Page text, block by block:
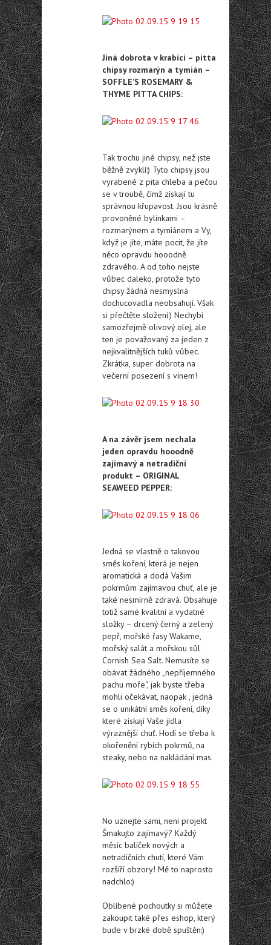
Jiná dobrota v krabici – pitta
chipsy rozmarýn a tymián –
SOFFLE’S ROSEMARY &
THYME PITTA CHIPS:
Tak trochu jiné chipsy, než jste
běžně zvyklí:) Tyto chipsy jsou
vyrabené z pita chleba a pečou
se v troubě, čímž získají tu
správnou křupavost. Jsou krásně
provoněné bylinkami –
rozmarýnem a tymiánem a Vy,
když je jíte, máte pocit, že jíte
něco opravdu hooodně
zdravého. A od toho nejste
vůbec daleko, protože tyto
chipsy žádná nesmyslná
dochucovadla neobsahují. Však
si přečtěte složení:) Nechybí
samozřejmě olivový olej, ale
ten je považovaný za jeden z
nejkvalitnějších tuků vůbec.
Zkrátka, super dobrota na
večerní posezení s vínem!
A na závěr jsem nechala
jeden opravdu hooodně
zajímavý a netradiční
produkt – ORIGINAL
SEAWEED PEPPER:
Jedná se vlastně o takovou
směs koření, která je nejen
aromatická a dodá Vašim
pokrmům zajímavou chuť, ale je
také nesmírně zdravá. Obsahuje
totiž samé kvalitní a vydatné
složky – drcený černý a zelený
pepř, mořské řasy Wakame,
mořský salát a mořskou sůl
Cornish Sea Salt. Nemusíte se
obávat žádného „nepříjemného
pachu moře“, jak byste třeba
mohli očekávat, naopak , jedná
se o unikátní směs koření, díky
které získají Vaše jídla
výraznější chuť. Hodí se třeba k
okořenění rybích pokrmů, na
steaky, nebo na nakládání mas.
No uznejte sami, není projekt
Šmakujto zajímavý? Každý
měsíc balíček nových a
netradičních chutí, které Vám
rozšíří obzory! Mě to naprosto
nadchlo:)
Oblíbené pochoutky si můžete
zakoupit také přes eshop, který
bude v brzké době spuštěn:)